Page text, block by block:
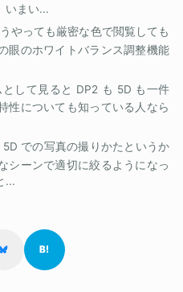
いまい...
やっても厳密な色で閲覧しても
眼のホワイトバランス調整機能
して見ると DP2 も 5D も一件
性についても知っている人なら
での写真の撮りかたというか
シーンで適切に絞るようになっ
...